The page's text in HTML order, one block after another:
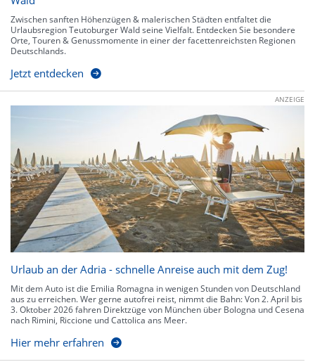
Zwischen sanften Höhenzügen & malerischen Städten entfaltet die
Urlaubsregion Teutoburger Wald seine Vielfalt. Entdecken Sie besondere
Orte, Touren & Genussmomente in einer der facettenreichsten Regionen
Deutschlands.
Jetzt entdecken
ANZEIGE
Urlaub an der Adria - schnelle Anreise auch mit dem Zug!
Mit dem Auto ist die Emilia Romagna in wenigen Stunden von Deutschland
aus zu erreichen. Wer gerne autofrei reist, nimmt die Bahn: Von 2. April bis
3. Oktober 2026 fahren Direktzüge von München über Bologna und Cesena
nach Rimini, Riccione und Cattolica ans Meer.
Hier mehr erfahren